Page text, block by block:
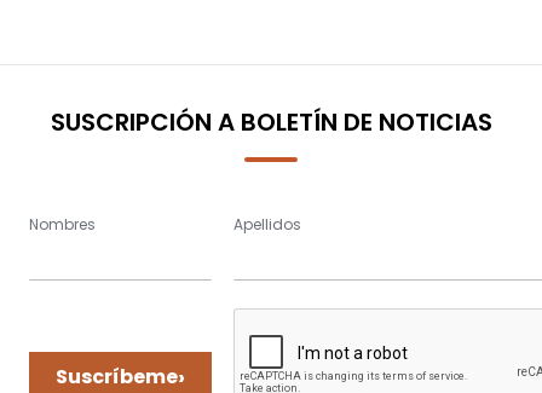
SUSCRIPCIÓN A BOLETÍN DE NOTICIAS
Nombres Apellidos
Suscríbeme›